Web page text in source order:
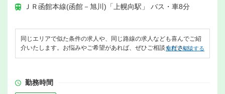
ＪＲ函館本線(函館－旭川)「上幌向駅」 バス・車8分
同じエリアで似た条件の求人や、同じ路線の求人なども喜んでご紹
介いたします。お悩みやご希望があれば、ぜひご相談ください。
無料で相談する
勤務時間